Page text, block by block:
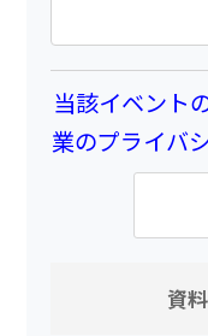
当該イベント
業のプライバ